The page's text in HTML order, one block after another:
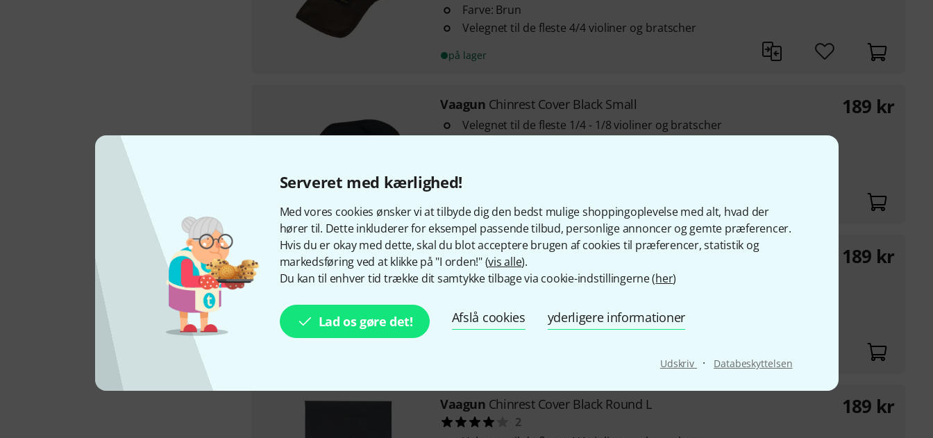
Serveret med kærlighed!
Med vores cookies ønsker vi at tilbyde dig den bedst mulige shoppingoplevelse med alt, hvad der
hører til. Dette inkluderer for eksempel passende tilbud, personlige annoncer og gemte præferencer.
Hvis du er okay med dette, skal du blot acceptere brugen af cookies til præferencer, statistik og
markedsføring ved at klikke på "I orden!" (vis alle).
Du kan til enhver tid trække dit samtykke tilbage via cookie-indstillingerne (her)
Lad os gøre det! Afslå cookies yderligere informationer
Udskriv · Databeskyttelsen
Farve: Brun
Velegnet til de fleste 4/4 violiner og bratscher
på lager
Vaagun Chinrest Cover Black Small
Velegnet til de fleste 1/4 - 1/8 violiner og bratscher
på lager
189 kr
VaagunChinrest Cover Brown Small
1
Materiale: Mikrofiber
Farve: Brun
189 kr
Vaagun Chinrest Cover Black Round L
2
189 kr